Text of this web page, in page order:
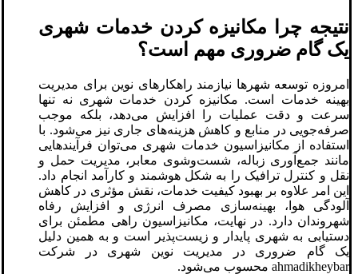
نتیجه‌ چرا مکانیزه کردن خدمات شهری
یک گام ضروری مهم است؟
امروزه توسعه شهرها نیازمند راهکارهای نوین برای مدیریت
بهینه خدمات است. مکانیزه کردن خدمات شهری نه تنها
سرعت و دقت عملیات را افزایش می‌دهد، بلکه موجب
صرفه‌جویی در منابع و کاهش هزینه‌های جاری نیز می‌شود. با
استفاده از مکانیزاسیون خدمات شهری می‌توان فرآیندهایی
مانند جمع‌آوری زباله، شست‌وشوی معابر، مدیریت حمل و
نقل و کنترل ترافیک را به شکل هوشمند و کارآمد انجام داد.
این امر علاوه بر بهبود کیفیت خدمات، نقش مؤثری در کاهش
آلودگی هوا، بهینه‌سازی مصرف انرژی و افزایش رفاه
شهروندان دارد. در نهایت، مکانیزاسیون راهی مطمئن برای
دستیابی به شهری پایدار و زیست‌پذیر است و به همین دلیل
یک گام ضروری در مدیریت نوین شهری در شرکت
ahmadikheybar محسوب می‌شود.